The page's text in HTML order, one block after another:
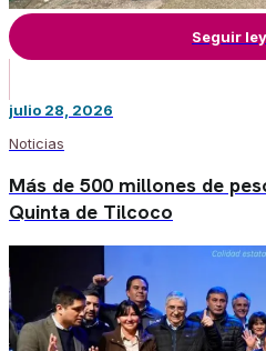
Seguir
julio 28, 2026
Noticias
Más de 500 millones de
Quinta de Tilcoco